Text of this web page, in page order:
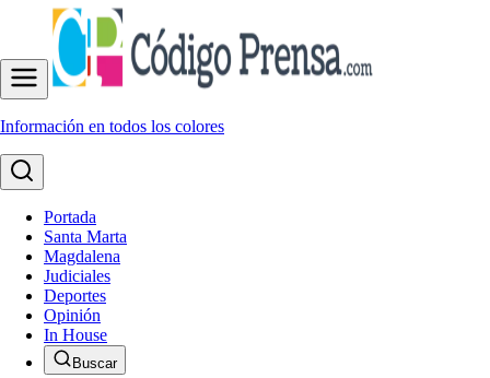
Información en todos los colores
Portada
Santa Marta
Magdalena
Judiciales
Deportes
Opinión
In House
Buscar